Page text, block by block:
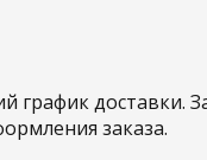
график доставки.
заказа.